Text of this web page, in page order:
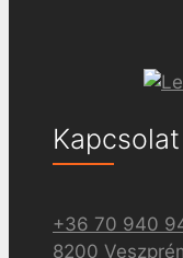
Kapcsolat
+36 70 940
8200